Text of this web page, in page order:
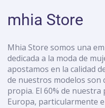
mhia Store
Mhia Store somos una
dedicada a la moda de
apostamos en la calidad
de nuestros modelos son
propia. El 60% de
Europa, particularmente